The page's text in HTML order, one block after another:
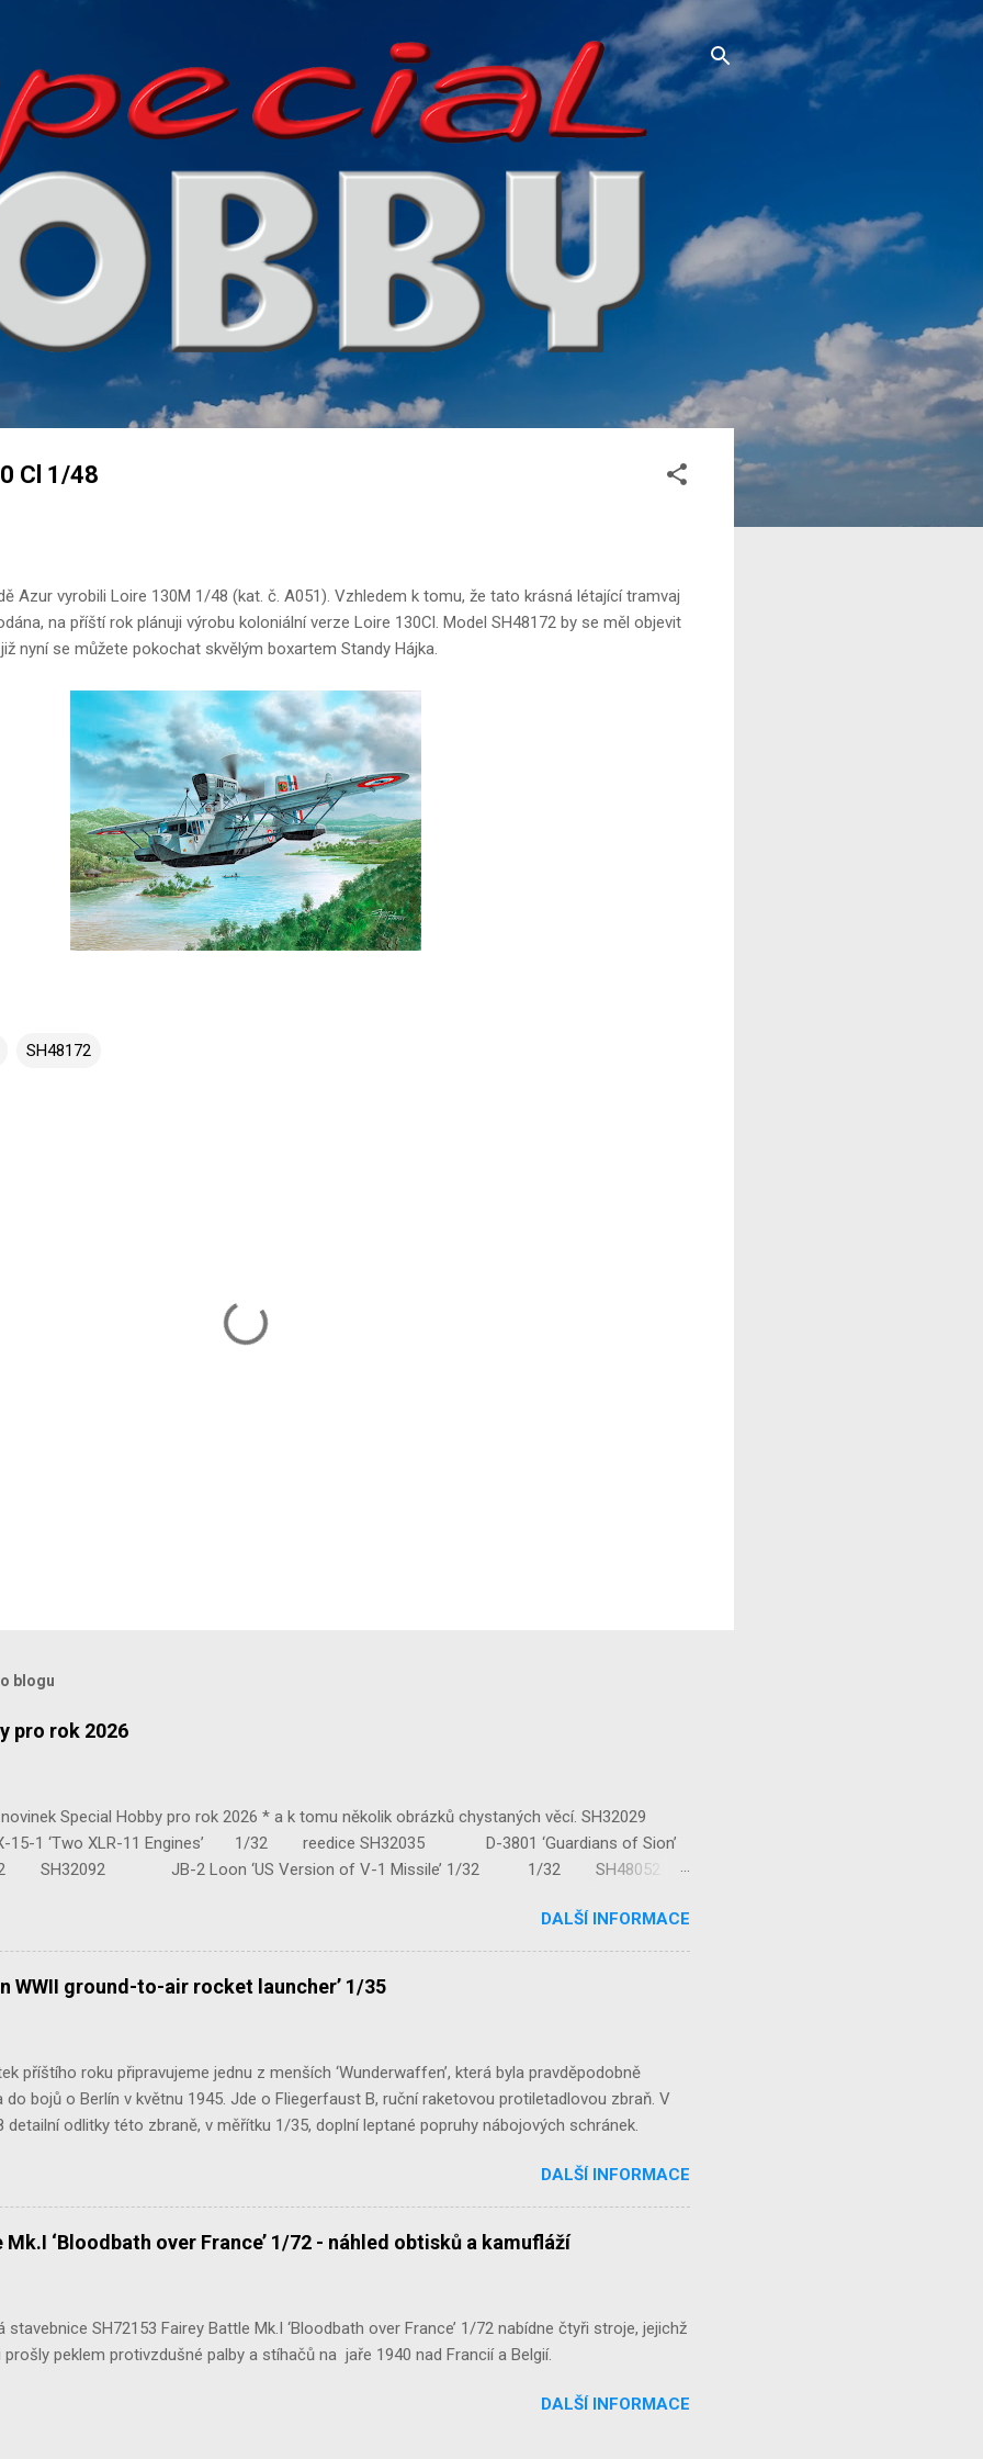
Cl 1/48
Azur vyrobili Loire 130M 1/48 (kat. č. A051). Vzhledem k tomu, že tato krásná létající tramvaj
na příští rok plánuji výrobu koloniální verze Loire 130Cl. Model SH48172 by se měl objevit
nyní se můžete pokochat skvělým boxartem Standy Hájka.
SH48172
blogu
pro rok 2026
Special Hobby pro rok 2026 * a k tomu několik obrázků chystaných věcí. SH32029
‘Two XLR-11 Engines’ 1/32 reedice SH32035 D-3801 ‘Guardians of Sion’
JB-2 Loon ‘US Version of V-1 Missile’ 1/32 1/32 SH48052
DALŠÍ INFORMACE
WWII ground-to-air rocket launcher’ 1/35
příštího roku připravujeme jednu z menších ‘Wunderwaffen’, která byla pravděpodobně
do bojů o Berlín v květnu 1945. Jde o Fliegerfaust B, ruční raketovou protiletadlovou zbraň. V
detailní odlitky této zbraně, v měřítku 1/35, doplní leptané popruhy nábojových schránek.
DALŠÍ INFORMACE
‘Bloodbath over France’ 1/72 - náhled obtisků a kamufláží
stavebnice SH72153 Fairey Battle Mk.I ‘Bloodbath over France’ 1/72 nabídne čtyři stroje, jejichž
peklem protivzdušné palby a stíhačů na jaře 1940 nad Francií a Belgií.
DALŠÍ INFORMACE